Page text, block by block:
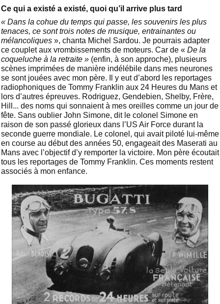
Ce qui a existé a existé, quoi qu’il arrive plus tard
« Dans la cohue du temps qui passe, les souvenirs les plus
tenaces, ce sont trois notes de musique, entrainantes ou
mélancoliques », chanta Michel Sardou. Je pourrais adapter
ce couplet aux vrombissements de moteurs. Car de « De la
coqueluche à la retraite » (enfin, à son approche), plusieurs
scènes imprimées de manière indélébile dans mes neurones
se sont jouées avec mon père. Il y eut d’abord les reportages
radiophoniques de Tommy Franklin aux 24 Heures du Mans et
lors d’autres épreuves. Rodriguez, Gendebien, Shelby, Frère,
Hill... des noms qui sonnaient à mes oreilles comme un jour de
fête. Sans oublier John Simone, dit le colonel Simone en
raison de son passé glorieux dans l’US Air Force durant la
seconde guerre mondiale. Le colonel, qui avait piloté lui-même
en course au début des années 50, engageait des Maserati au
Mans avec l’objectif d’y remporter la victoire. Mon père écoutait
tous les reportages de Tommy Franklin. Ces moments restent
associés à mon enfance.